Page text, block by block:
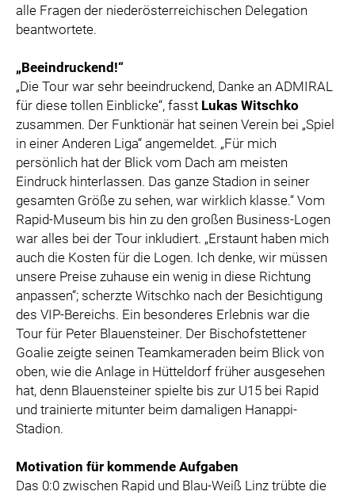
alle Fragen der niederösterreichischen Delegation
beantwortete.
„Beeindruckend!“
„Die Tour war sehr beeindruckend, Danke an ADMIRAL
für diese tollen Einblicke“, fasst Lukas Witschko
zusammen. Der Funktionär hat seinen Verein bei „Spiel
in einer Anderen Liga“ angemeldet. „Für mich
persönlich hat der Blick vom Dach am meisten
Eindruck hinterlassen. Das ganze Stadion in seiner
gesamten Größe zu sehen, war wirklich klasse.“ Vom
Rapid-Museum bis hin zu den großen Business-Logen
war alles bei der Tour inkludiert. „Erstaunt haben mich
auch die Kosten für die Logen. Ich denke, wir müssen
unsere Preise zuhause ein wenig in diese Richtung
anpassen“; scherzte Witschko nach der Besichtigung
des VIP-Bereichs. Ein besonderes Erlebnis war die
Tour für Peter Blauensteiner. Der Bischofstettener
Goalie zeigte seinen Teamkameraden beim Blick von
oben, wie die Anlage in Hütteldorf früher ausgesehen
hat, denn Blauensteiner spielte bis zur U15 bei Rapid
und trainierte mitunter beim damaligen Hanappi-
Stadion.
Motivation für kommende Aufgaben
Das 0:0 zwischen Rapid und Blau-Weiß Linz trübte die